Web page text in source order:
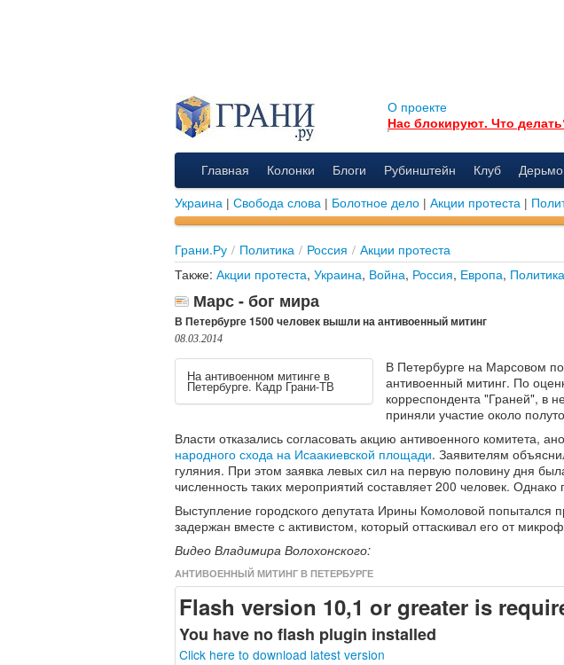
О проекте
Нас блокируют. Что
Главная Колонки Блоги Рубинштейн Клуб
Украина | Свобода слова | Болотное дело | Акции протеста |
Грани.Ру / Политика / Россия / Акции протеста
Также: Акции протеста, Украина, Война, Россия, Европа, Политика
Марс - бог мира
В Петербурге 1500 человек вышли на антивоенный митинг
08.03.2014
На антивоенном митинге в
Петербурге. Кадр Грани-ТВ
В Петербурге на Марсовом
антивоенный митинг. По
корреспондента "Граней", в
приняли участие около
Власти отказались согласовать акцию антивоенного комитета,
народного схода на Исаакиевской площади. Заявителям
гуляния. При этом заявка левых сил на первую половину дня
численность таких мероприятий составляет 200 человек.
Выступление городского депутата Ирины Комоловой попытался
задержан вместе с активистом, который оттаскивал его от
Видео Владимира Волохонского:
АНТИВОЕННЫЙ МИТИНГ В ПЕТЕРБУРГЕ
Flash version 10,1 or greater is
You have no flash plugin installed
Click here to download latest version